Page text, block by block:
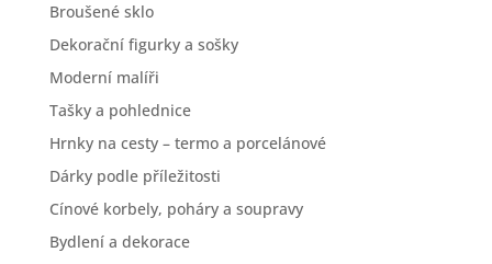
Broušené sklo
Dekorační figurky a sošky
Moderní malíři
Tašky a pohlednice
Hrnky na cesty – termo a porcelánové
Dárky podle příležitosti
Cínové korbely, poháry a soupravy
Bydlení a dekorace